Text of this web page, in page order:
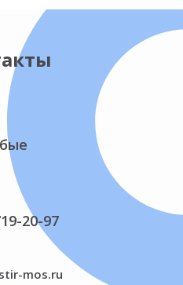
20-97
mos.ru